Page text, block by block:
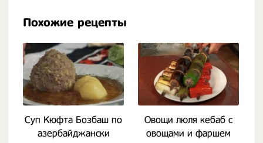
Похожие рецепты
Суп Кюфта Бозбаш по
азербайджански
Овощи люля кебаб с
овощами и фаршем